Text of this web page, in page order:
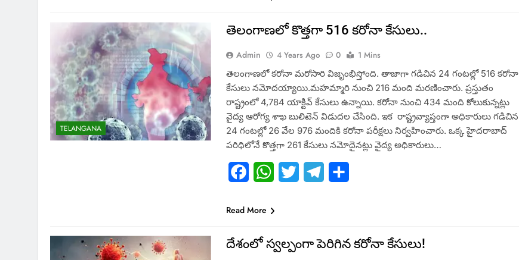
TELANGANA
తెలంగాణలో కొత్తగా 516 కరోనా కేసులు..
Admin 4 Years Ago 0
1 Mins
తెలంగాణలో కరోనా మరోసారి విజృంభిస్తోంది. తాజాగా గడిచిన 24 గంటల్లో 516 కరోనా
కేసులు నమోదయ్యాయి.మహమ్మారి నుంచి 216 మంది మరణించారు. ప్రస్తుతం
రాష్ట్రంలో 4,784 యాక్టివ్‌ కేసులు ఉన్నాయి. కరోనా నుంచి 434 మంది కోలుకున్నట్లు
వైద్య ఆరోగ్య శాఖ బులిటెన్ విడుదల చేసింది. ఇక రాష్ట్రవ్యాప్తంగా అధికారులు గడిచిన
24 గంటల్లో 26 వేల 976 మందికి కరోనా పరీక్షలు నిర్వహించారు. ఒక్క హైదరాబాద్‌
పరిధిలోనే కొత్తగా 261 కేసులు నమోదైనట్లు వైద్య అధికారులు…
FacebookWhatsApp
Twitter Telegram
Read More
దేశంలో స్వల్పంగా పెరిగిన కరోనా కేసులు!